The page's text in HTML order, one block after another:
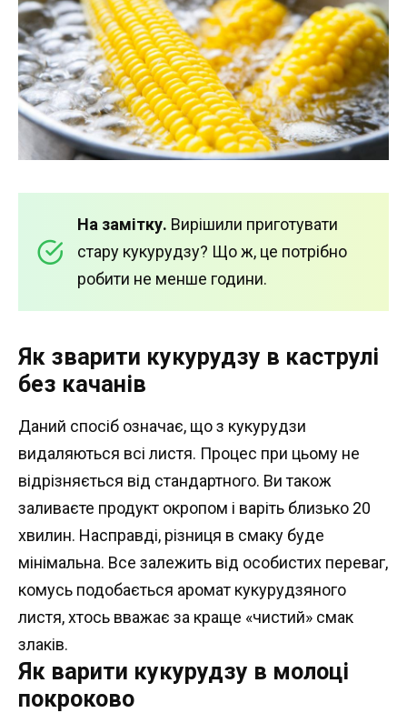
На замітку. Вирішили приготувати
стару кукурудзу? Що ж, це потрібно
робити не менше години.
Як зварити кукурудзу в каструлі
без качанів
Даний спосіб означає, що з кукурудзи
видаляються всі листя. Процес при цьому не
відрізняється від стандартного. Ви також
заливаєте продукт окропом і варіть близько 20
хвилин. Насправді, різниця в смаку буде
мінімальна. Все залежить від особистих переваг,
комусь подобається аромат кукурудзяного
листя, хтось вважає за краще «чистий» смак
злаків.
Як варити кукурудзу в молоці
покроково